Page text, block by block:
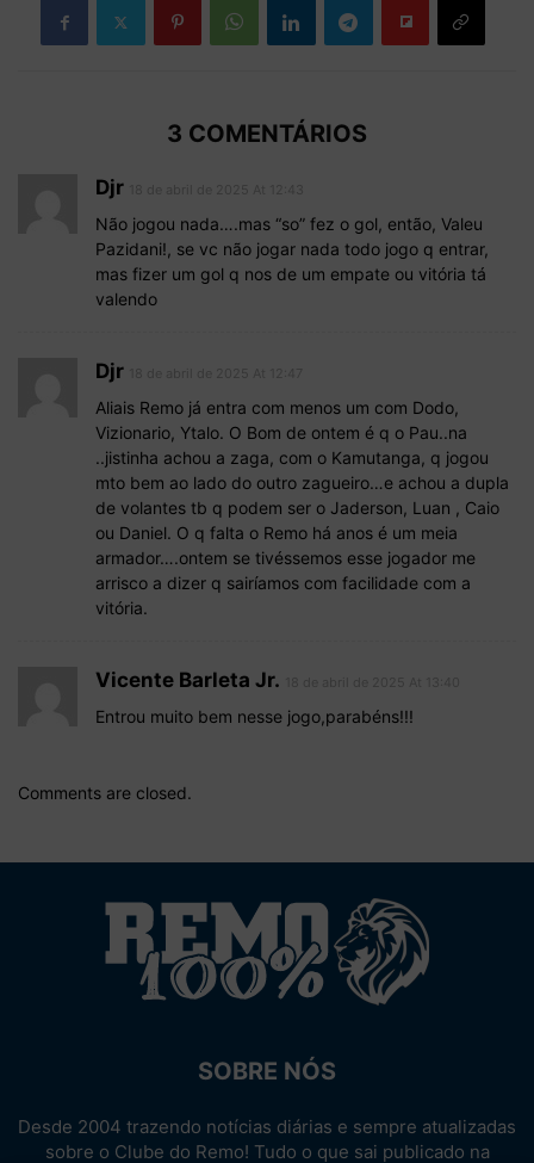
3 COMENTÁRIOS
Djr
Não jogou nada….mas “so” fez o gol, então, Valeu
Pazidani!, se vc não jogar nada todo jogo q entrar,
mas fizer um gol q nos de um empate ou vitória tá
valendo
Djr
Aliais Remo já entra com menos um com Dodo,
Vizionario, Ytalo. O Bom de ontem é q o Pau..na
..jistinha achou a zaga, com o Kamutanga, q jogou
mto bem ao lado do outro zagueiro…e achou a dupla
de volantes tb q podem ser o Jaderson, Luan , Caio
ou Daniel. O q falta o Remo há anos é um meia
armador….ontem se tivéssemos esse jogador me
arrisco a dizer q sairíamos com facilidade com a
vitória.
Vicente Barleta Jr.
Entrou muito bem nesse jogo,parabéns!!!
Comments are closed.
SOBRE NÓS
Desde 2004 trazendo notícias diárias e sempre atualizadas
sobre o Clube do Remo! Tudo o que sai publicado na